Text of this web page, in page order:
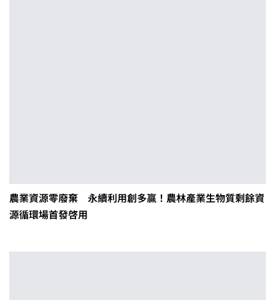
農業資源零廢棄 永續利用創多贏！農林產業生物質剩餘資
源循環場首發啓用